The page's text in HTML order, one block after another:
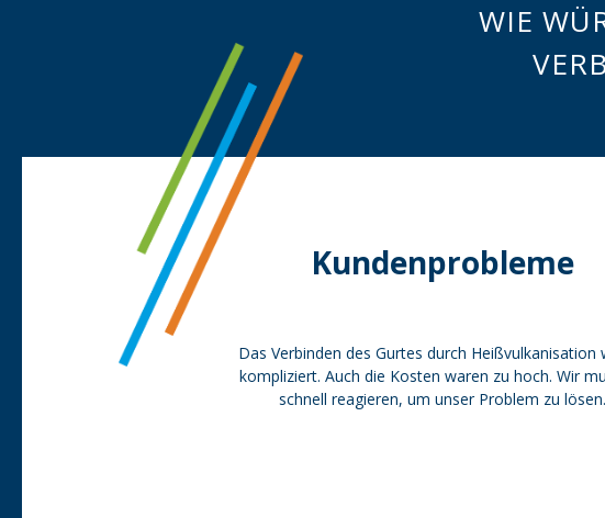
WIE
Kundenprobleme
Das Verbinden des Gurtes durch Heißvulkanisation
kompliziert. Auch die Kosten waren zu hoch. Wir
schnell reagieren, um unser Problem zu lösen.